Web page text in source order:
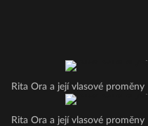
Rita Ora a její vlasové proměny
Rita Ora a její vlasové proměny